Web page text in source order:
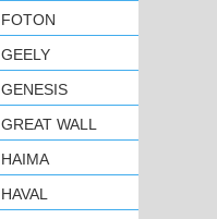
FOTON
GEELY
GENESIS
GREAT WALL
HAIMA
HAVAL